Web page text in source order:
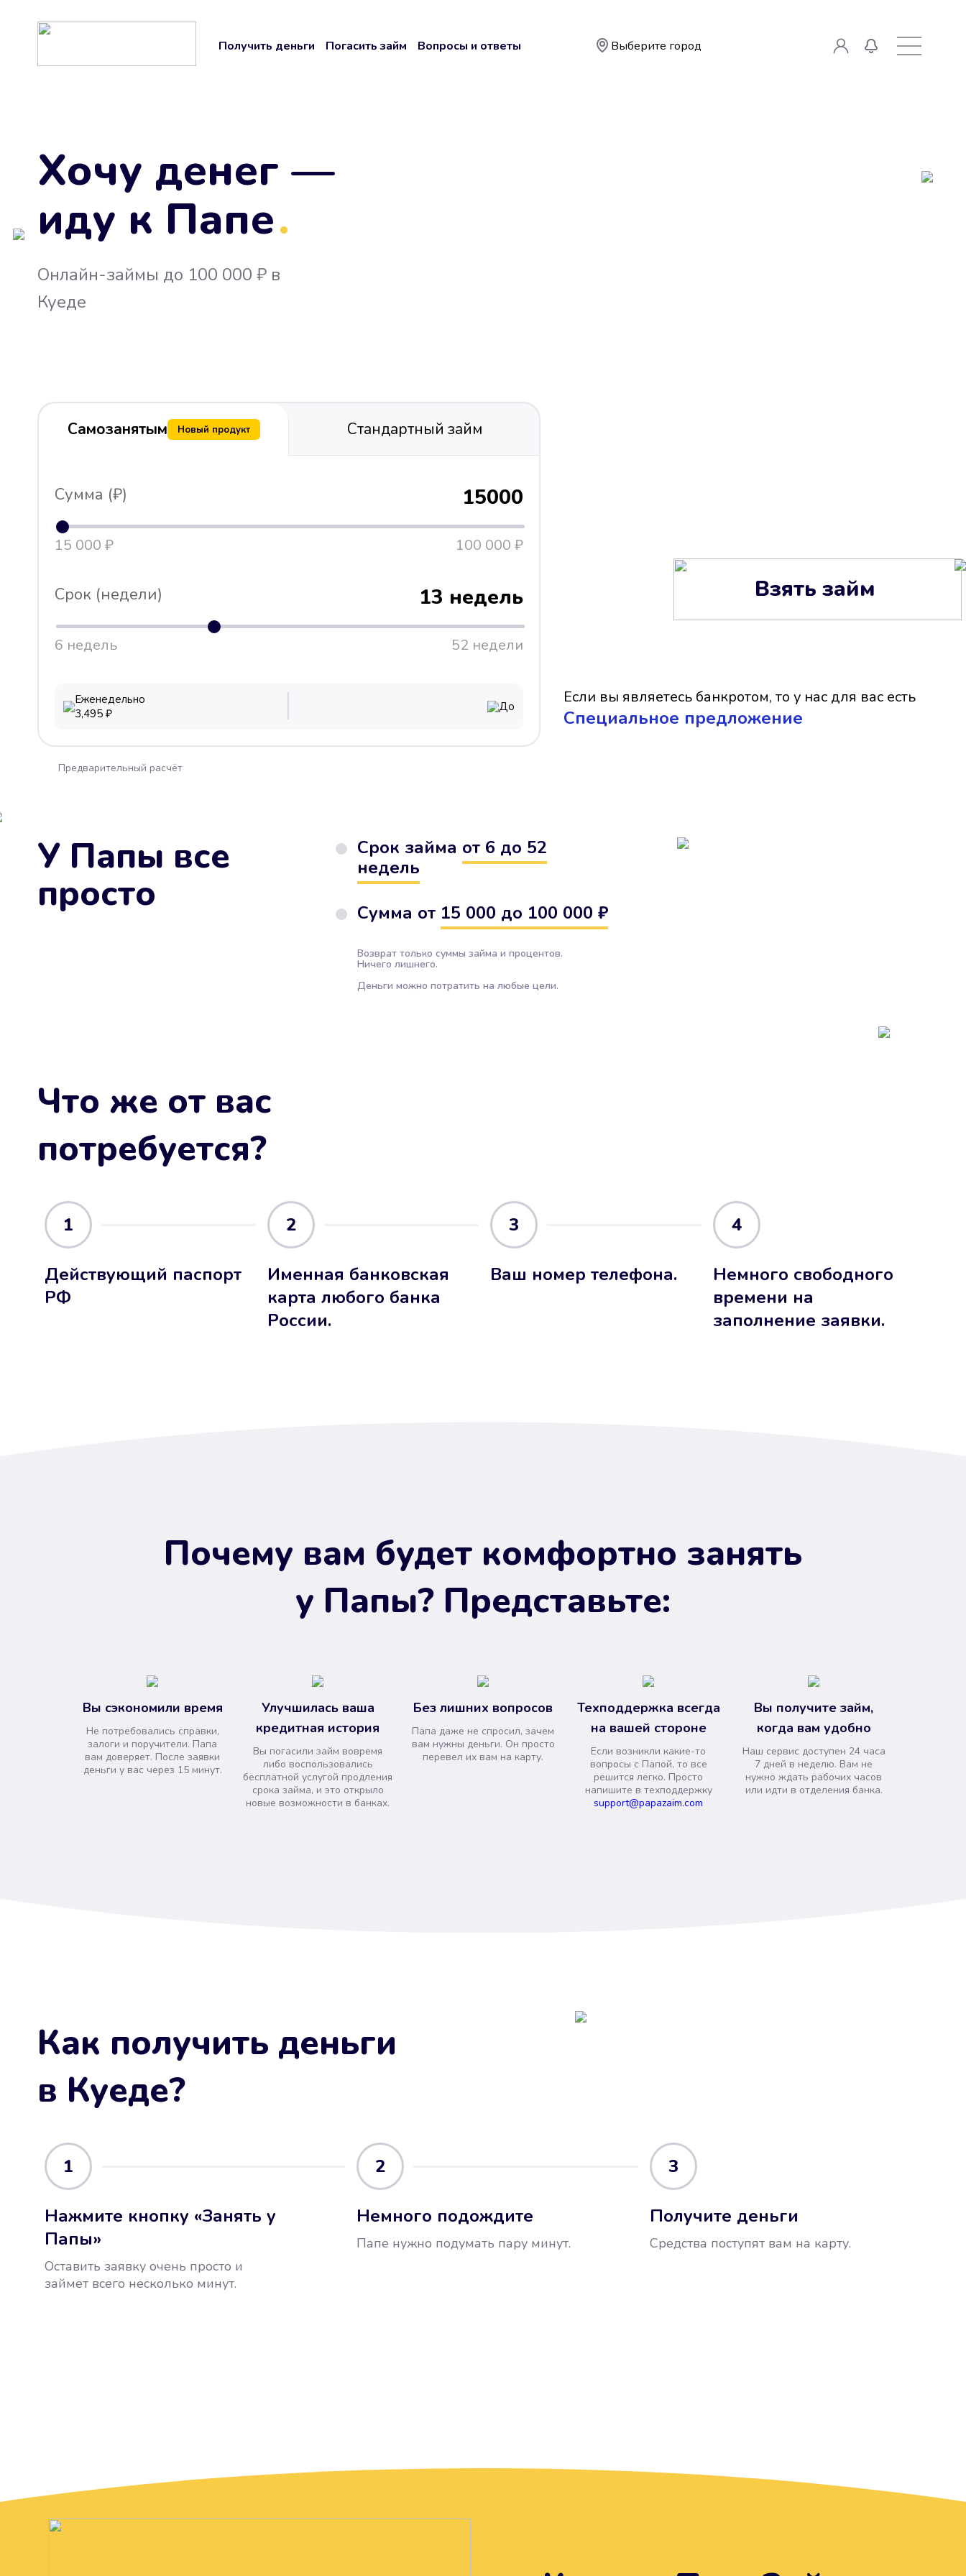
Получить деньги Погасить займ Вопросы и ответы Выберите город
Хочу денег —
иду к Папе
.
Онлайн-займы до 100 000 ₽ в
Куеде
Самозанятым Новый продукт Стандартный займ
Сумма (₽) 15000
15 000 ₽ 100 000 ₽
Срок (недели) 13 недель
6 недель 52 недели
Еженедельно
3,495 ₽ До
Взять займ
Если вы являетесь банкротом, то у нас для вас есть
Cпециальное предложение
Предварительный расчёт
У Папы все
просто
Срок займа от 6 до 52
недель
Сумма от 15 000 до 100 000 ₽
Возврат только суммы займа и процентов.
Ничего лишнего.
Деньги можно потратить на любые цели.
Что же от вас
потребуется?
1
Действующий паспорт
РФ
2
Именная банковская
карта любого банка
России.
3
Ваш номер телефона.
4
Немного свободного
времени на
заполнение заявки.
Почему вам будет комфортно занять
у Папы? Представьте:
Вы сэкономили время
Не потребовались справки,
залоги и поручители. Папа
вам доверяет. После заявки
деньги у вас через 15 минут.
Улучшилась ваша
кредитная история
Вы погасили займ вовремя
либо воспользовались
бесплатной услугой продления
срока займа, и это открыло
новые возможности в банках.
Без лишних вопросов
Папа даже не спросил, зачем
вам нужны деньги. Он просто
перевел их вам на карту.
Техподдержка всегда
на вашей стороне
Если возникли какие-то
вопросы с Папой, то все
решится легко. Просто
напишите в техподдержку
support@papazaim.com
Вы получите займ,
когда вам удобно
Наш сервис доступен 24 часа
7 дней в неделю. Вам не
нужно ждать рабочих часов
или идти в отделения банка.
Как получить деньги
в Куеде?
1
Нажмите кнопку «Занять у
Папы»
Оставить заявку очень просто и
займет всего несколько минут.
2
Немного подождите
Папе нужно подумать пару минут.
3
Получите деньги
Средства поступят вам на карту.